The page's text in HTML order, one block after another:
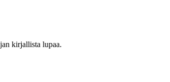
kirjallista lupaa.